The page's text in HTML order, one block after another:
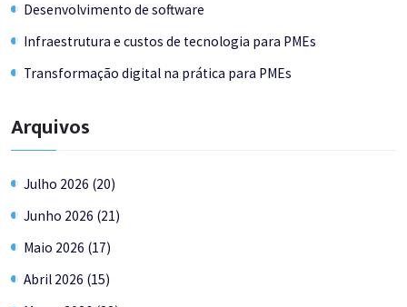
Desenvolvimento de software
Infraestrutura e custos de tecnologia para PMEs
Transformação digital na prática para PMEs
Arquivos
Julho 2026 (20)
Junho 2026 (21)
Maio 2026 (17)
Abril 2026 (15)